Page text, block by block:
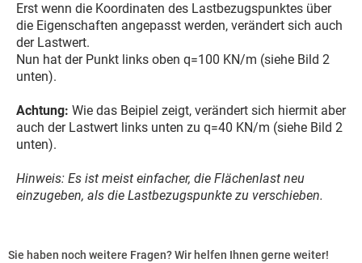
Erst wenn die Koordinaten des Lastbezugspunktes über
die Eigenschaften angepasst werden, verändert sich auch
der Lastwert.
Nun hat der Punkt links oben q=100 KN/m (siehe Bild 2
unten).
Achtung: Wie das Beipiel zeigt, verändert sich hiermit aber
auch der Lastwert links unten zu q=40 KN/m (siehe Bild 2
unten).
Hinweis: Es ist meist einfacher, die Flächenlast neu
einzugeben, als die Lastbezugspunkte zu verschieben.
Sie haben noch weitere Fragen? Wir helfen Ihnen gerne weiter!